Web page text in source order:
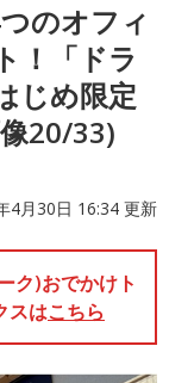
のオフィ
！「ドラ
じめ限定
20/33)
4月30日 16:34 更新
ク)おでかけト
スはこちら